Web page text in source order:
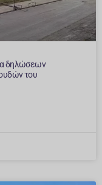
δηλώσεων
του